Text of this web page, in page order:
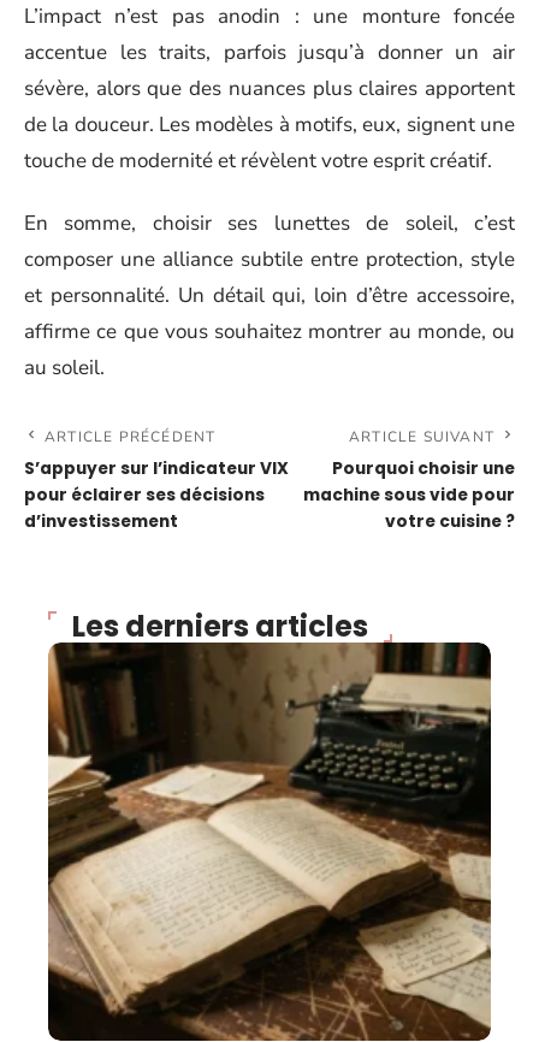
L’impact n’est pas anodin : une monture foncée
accentue les traits, parfois jusqu’à donner un air
sévère, alors que des nuances plus claires apportent
de la douceur. Les modèles à motifs, eux, signent une
touche de modernité et révèlent votre esprit créatif.
En somme, choisir ses lunettes de soleil, c’est
composer une alliance subtile entre protection, style
et personnalité. Un détail qui, loin d’être accessoire,
affirme ce que vous souhaitez montrer au monde, ou
au soleil.
ARTICLE PRÉCÉDENT
S’appuyer sur l’indicateur VIX
pour éclairer ses décisions
d’investissement
ARTICLE SUIVANT
Pourquoi choisir une
machine sous vide pour
votre cuisine ?
Les derniers articles